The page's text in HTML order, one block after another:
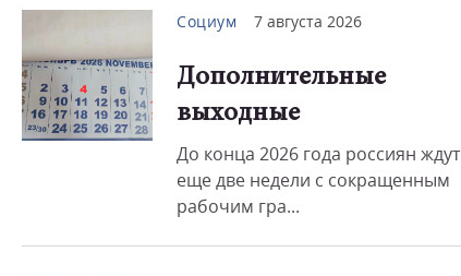
Социум 7 августа 2026
Дополнительные
выходные
До конца 2026 года россиян ждут
еще две недели с сокращенным
рабочим гра...